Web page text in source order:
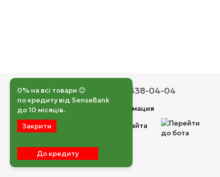
050 193-42-43 067 338-04-04
Контактная информация
Полная версия сайта
Укр
0% на всі товари 😊
по кредиту від SenseBank
до 10 місяців.
Закрити
До кредиту